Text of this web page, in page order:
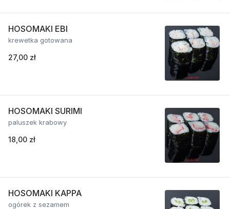
HOSOMAKI EBI
krewetka gotowana
27,00 zł
HOSOMAKI SURIMI
paluszek krabowy
18,00 zł
HOSOMAKI KAPPA
ogórek z sezamem